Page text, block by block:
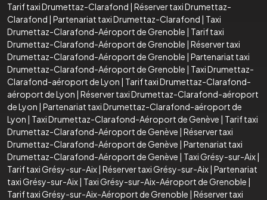
Tarif taxi Drumettaz-Clarafond | Réserver taxi Drumettaz-
Clarafond | Partenariat taxi Drumettaz-Clarafond | Taxi
Drumettaz-Clarafond-Aéroport de Grenoble | Tarif taxi
Drumettaz-Clarafond-Aéroport de Grenoble | Réserver taxi
Drumettaz-Clarafond-Aéroport de Grenoble | Partenariat taxi
Drumettaz-Clarafond-Aéroport de Grenoble | Taxi Drumettaz-
Clarafond-aéroport de Lyon | Tarif taxi Drumettaz-Clarafond-
aéroport de Lyon | Réserver taxi Drumettaz-Clarafond-aéroport
de Lyon | Partenariat taxi Drumettaz-Clarafond-aéroport de
Lyon | Taxi Drumettaz-Clarafond-Aéroport de Genève | Tarif taxi
Drumettaz-Clarafond-Aéroport de Genève | Réserver taxi
Drumettaz-Clarafond-Aéroport de Genève | Partenariat taxi
Drumettaz-Clarafond-Aéroport de Genève | Taxi Grésy-sur-Aix|
Tarif taxi Grésy-sur-Aix| Réserver taxi Grésy-sur-Aix| Partenariat
taxi Grésy-sur-Aix| Taxi Grésy-sur-Aix-Aéroport de Grenoble |
Tarif taxi Grésy-sur-Aix-Aéroport de Grenoble | Réserver taxi